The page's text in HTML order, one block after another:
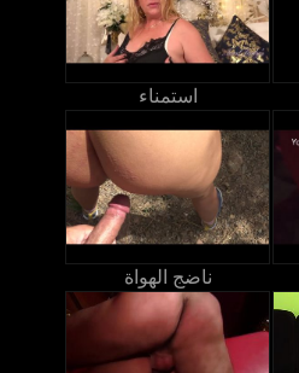
استمناء
ناضج الهواة